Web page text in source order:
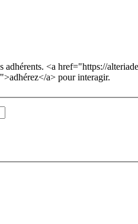
adhérents. <a href="https://
a> pour interagir.